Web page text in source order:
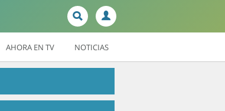
AHORA EN TV NOTICIAS